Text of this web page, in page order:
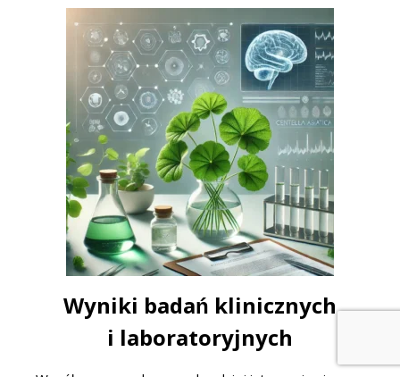
Wyniki badań klinicznych
i laboratoryjnych